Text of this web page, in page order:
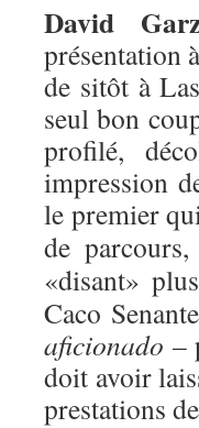
David
présentation
de sitôt à
seul bon
profilé,
impression
le premier
de
«disant»
Caco
aficionado –
doit avoir
prestations